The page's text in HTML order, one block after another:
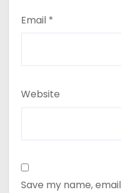
Email *
Website
Save my name,